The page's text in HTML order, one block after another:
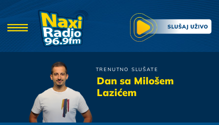
TRENUTNO SLUŠATE
Dan sa Milošem
Lazićem
Severina
Pogled Ispod Obrva